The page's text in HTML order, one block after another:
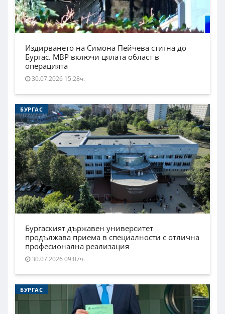
Издирването на Симона Пейчева стигна до
Бургас. МВР включи цялата област в
операцията
30.07.2026 15:28ч.
БУРГАС
Бургаският държавен университет
продължава приема в специалности с отлична
професионална реализация
30.07.2026 09:07ч.
БУРГАС